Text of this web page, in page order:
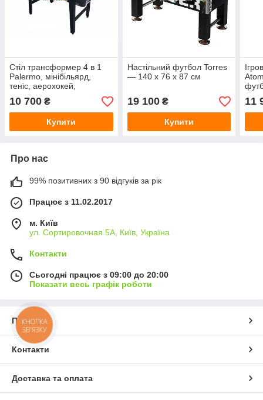
Стіл трансформер 4 в 1
Palermo, мінібільярд,
теніс, аерохокей,
настільний футбол.
10 700 ₴
Купити
Настільний футбол Torres
— 140 х 76 х 87 см
19 100₴
Купити
11
Про нас
99% позитивних з 90 відгуків за рік
Працює з 11.02.2017
м. Київ
ул. Сортировочная 5А, Київ, Україна
Контакти
Сьогодні працює з 09:00 до 20:00
Показати весь графік роботи
Про нас
Контакти
Доставка та оплата
КНОПКА
ЗВ'ЯЗКУ